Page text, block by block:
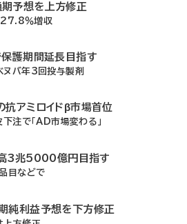
期予想を上方修正
27.8％増収
護期間延長目指す
ヌバ年3回投与製剤
抗アミロイドβ市場首位
注で「AD市場変わる」
高3兆5000億円目指す
目などで
期純利益予想を下方修正